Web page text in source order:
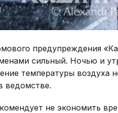
предупреждения
сильный. Ночью и
температуры
ведомстве.
не экономить